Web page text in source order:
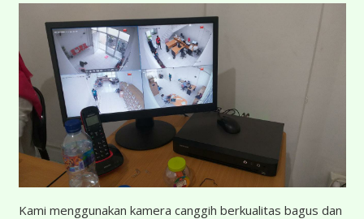
Kami menggunakan kamera canggih berkualitas bagus dan